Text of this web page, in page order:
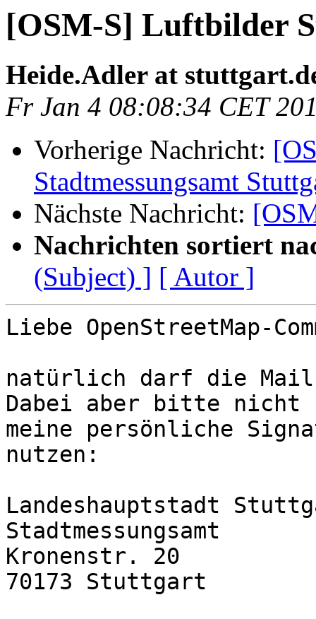
[OSM-S] Luftbilder
Heide.Adler at
Fr Jan 4 08:08:34 CET
Vorherige Nachricht:
Stadtmessungsamt
Nächste Nachricht:
Nachrichten sortiert
(Subject) ] [ Autor ]
Liebe OpenStreetMap-
natürlich darf die
Dabei aber bitte nicht
meine persönliche
nutzen:
Landeshauptstadt
Stadtmessungsamt
Kronenstr. 20
70173 Stuttgart